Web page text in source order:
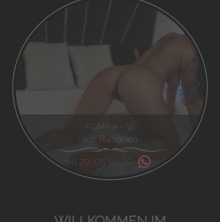
ROMINA - 32
aus Rumänien
+41 79 375 09 00